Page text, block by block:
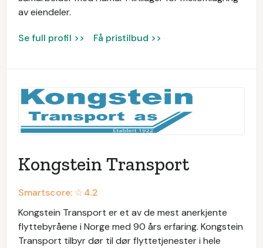
av eiendeler.
Se full profil >> Få pristilbud >>
Kongstein Transport
Smartscore: ☆4.2
Kongstein Transport er et av de mest anerkjente
flyttebyråene i Norge med 90 års erfaring. Kongstein
Transport tilbyr dør til dør flyttetjenester i hele